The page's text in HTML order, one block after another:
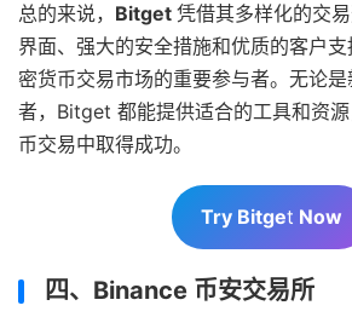
总的来说， Bitget 凭借其多样化的交
界面、强大的安全措施和优质的客户
密货币交易市场的重要参与者。无论
者，Bitget 都能提供适合的工具和资
币交易中取得成功。
Try Bitget Now
四、Binance 币安交易所